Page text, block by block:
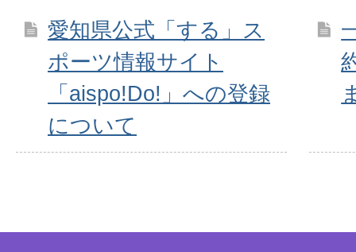
愛知県公式「する」ス
ポーツ情報サイト
「aispo!Do!」への登録
について